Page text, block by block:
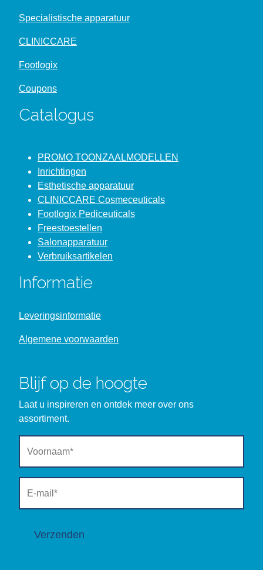
Specialistische apparatuur
CLINICCARE
Footlogix
Coupons
Catalogus
PROMO TOONZAALMODELLEN
Inrichtingen
Esthetische apparatuur
CLINICCARE Cosmeceuticals
Footlogix Pediceuticals
Freestoestellen
Salonapparatuur
Verbruiksartikelen
Informatie
Leveringsinformatie
Algemene voorwaarden
Blijf op de hoogte
Laat u inspireren en ontdek meer over ons
assortiment.
Verzenden